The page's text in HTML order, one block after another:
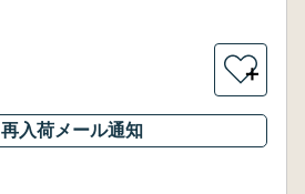
＋
再入荷メール通知